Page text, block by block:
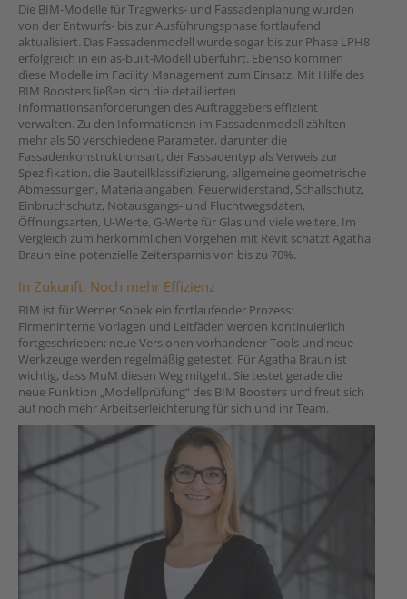
Die BIM-Modelle für Tragwerks- und Fassadenplanung wurden
von der Entwurfs- bis zur Ausführungsphase fortlaufend
aktualisiert. Das Fassadenmodell wurde sogar bis zur Phase LPH8
erfolgreich in ein as-built-Modell überführt. Ebenso kommen
diese Modelle im Facility Management zum Einsatz. Mit Hilfe des
BIM Boosters ließen sich die detaillierten
Informationsanforderungen des Auftraggebers effizient
verwalten. Zu den Informationen im Fassadenmodell zählten
mehr als 50 verschiedene Parameter, darunter die
Fassadenkonstruktionsart, der Fassadentyp als Verweis zur
Spezifikation, die Bauteilklassifizierung, allgemeine geometrische
Abmessungen, Materialangaben, Feuerwiderstand, Schallschutz,
Einbruchschutz, Notausgangs- und Fluchtwegsdaten,
Öffnungsarten, U-Werte, G-Werte für Glas und viele weitere. Im
Vergleich zum herkömmlichen Vorgehen mit Revit schätzt Agatha
Braun eine potenzielle Zeitersparnis von bis zu 70%.
In Zukunft: Noch mehr Effizienz
BIM ist für Werner Sobek ein fortlaufender Prozess:
Firmeninterne Vorlagen und Leitfäden werden kontinuierlich
fortgeschrieben; neue Versionen vorhandener Tools und neue
Werkzeuge werden regelmäßig getestet. Für Agatha Braun ist
wichtig, dass MuM diesen Weg mitgeht. Sie testet gerade die
neue Funktion „Modellprüfung“ des BIM Boosters und freut sich
auf noch mehr Arbeitserleichterung für sich und ihr Team.